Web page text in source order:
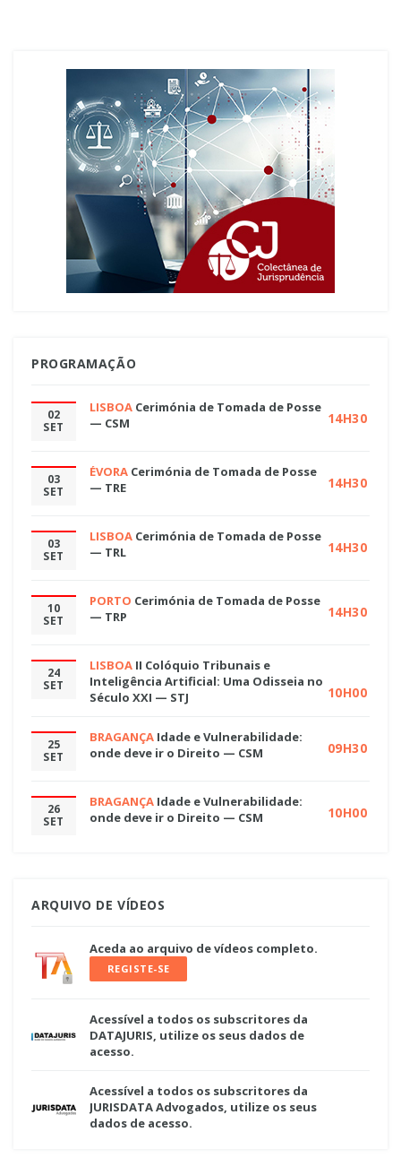
PROGRAMAÇÃO
02
SET
LISBOA Cerimónia de Tomada de Posse
— CSM
14H30
03
SET
ÉVORA Cerimónia de Tomada de Posse
— TRE
14H30
03
SET
LISBOA Cerimónia de Tomada de Posse
— TRL
14H30
10
SET
PORTO Cerimónia de Tomada de Posse
— TRP
14H30
24
SET
LISBOA II Colóquio Tribunais e
Inteligência Artificial: Uma Odisseia no
Século XXI — STJ
10H00
25
SET
BRAGANÇA Idade e Vulnerabilidade:
onde deve ir o Direito — CSM
09H30
26
SET
BRAGANÇA Idade e Vulnerabilidade:
onde deve ir o Direito — CSM
10H00
ARQUIVO DE VÍDEOS
Aceda ao arquivo de vídeos completo.
REGISTE-SE
Acessível a todos os subscritores da
DATAJURIS, utilize os seus dados de
acesso.
Acessível a todos os subscritores da
JURISDATA Advogados, utilize os seus
dados de acesso.